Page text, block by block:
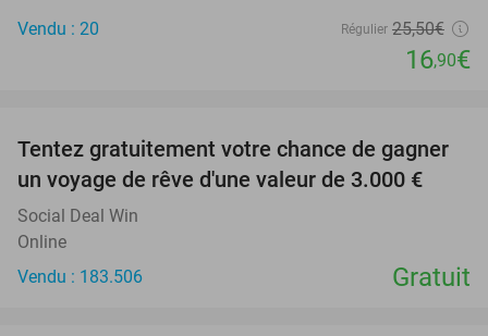
Vendu : 20
Régulier 25,50€
16,90€
Tentez gratuitement votre chance de gagner
un voyage de rêve d'une valeur de 3.000 €
Social Deal Win
Online
Vendu : 183.506
Gratuit